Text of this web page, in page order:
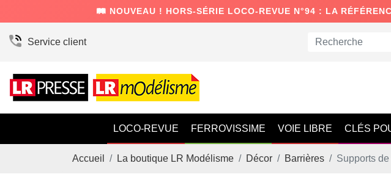
🛤️ NOUVEAU ! HORS-SÉRIE LOCO-REVUE N°94 : LA
Service client
LOCO-REVUE FERROVISSIME VOIE LIBRE CLÉS
Accueil La boutique LR Modélisme Décor Barrières Supports